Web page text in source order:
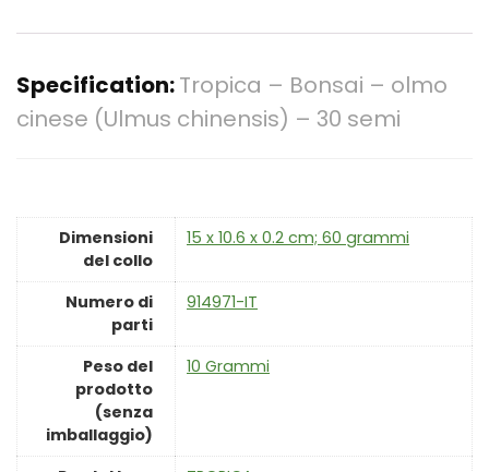
Specification:Tropica – Bonsai – olmo
cinese (Ulmus chinensis) – 30 semi
Dimensioni
del collo
‎15 x 10.6 x 0.2 cm; 60 grammi
Numero di
parti
‎914971-IT
Peso del
prodotto
(senza
imballaggio)
‎10 Grammi